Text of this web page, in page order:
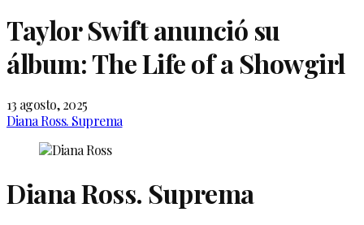
Taylor Swift anunció su
álbum: The Life of a Showgirl
13 agosto, 2025
Diana Ross. Suprema
Diana Ross. Suprema